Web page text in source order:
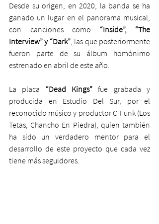
Desde su origen, en 2020, la banda se ha
ganado un lugar en el panorama musical,
con canciones como “Inside”, “The
Interview” y “Dark”, las que posteriormente
fueron parte de su álbum homónimo
estrenado en abril de este año.
La placa “Dead Kings” fue grabada y
producida en Estudio Del Sur, por el
reconocido músico y productor C-Funk (Los
Tetas, Chancho En Piedra), quien también
ha sido un verdadero mentor para el
desarrollo de este proyecto que cada vez
tiene más seguidores.